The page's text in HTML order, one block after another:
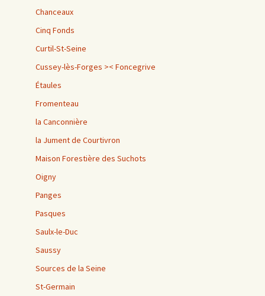
Chanceaux
Cinq Fonds
Curtil-St-Seine
Cussey-lès-Forges >< Foncegrive
Étaules
Fromenteau
la Canconnière
la Jument de Courtivron
Maison Forestière des Suchots
Oigny
Panges
Pasques
Saulx-le-Duc
Saussy
Sources de la Seine
St-Germain